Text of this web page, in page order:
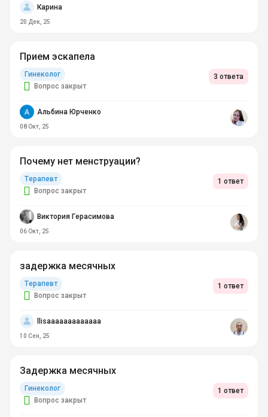
Карина
20 Дек, 25
Прием эскапела
Гинеколог
Вопрос закрыт
3 ответа
Альбина Юрченко
08 Окт, 25
Почему нет менструации?
Терапевт
Вопрос закрыт
1 ответ
Виктория Герасимова
06 Окт, 25
задержка месячных
Терапевт
Вопрос закрыт
1 ответ
llisaaaaaaaaaaaaa
10 Сен, 25
Задержка месячных
Гинеколог
Вопрос закрыт
1 ответ